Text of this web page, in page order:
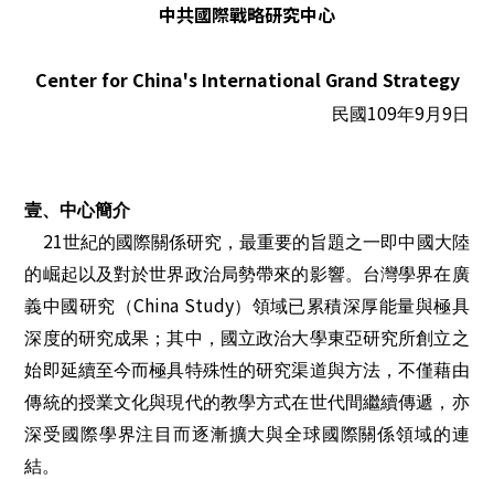
中共國際戰略研究中心
Center for China's International Grand Strategy
民國109年9月 9日
壹、中心簡介
21世紀的國際關係研究，最重要的旨題之一即中國大陸
的崛起以及對於世界政治局勢帶來的影響。台灣學界在廣
義中國研究（China Study）領域已累積深厚能量與極具
深度的研究成果；其中，國立政治大學東亞研究所創立之
始即延續至今而極具特殊性的研究渠道與方法，不僅藉由
傳統的授業文化與現代的教學方式在世代間繼續傳遞，亦
深受國際學界注目而逐漸擴大與全球國際關係領域的連
結。